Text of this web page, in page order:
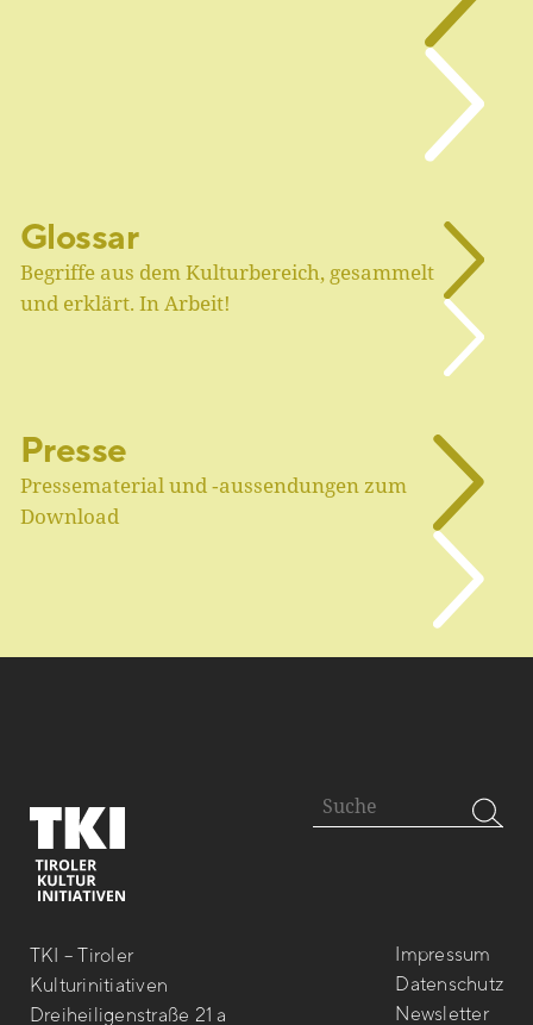
Glossar
Begriffe aus dem Kulturbereich, gesammelt
und erklärt. In Arbeit!
Presse
Pressematerial und ‑aussendungen zum
Download
TKI – Tiroler
Kulturinitiativen
Dreiheiligenstraße 21 a
Impressum
Datenschutz
Newsletter